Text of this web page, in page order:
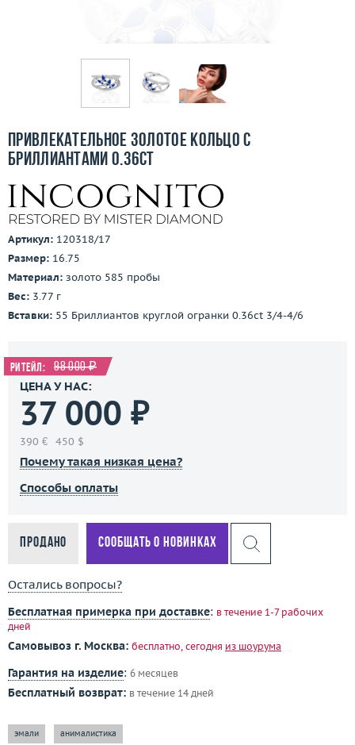
Покупка и оплата
Контакты
3D-тур по шоуруму
Привлекательное золотое кольцо с
бриллиантами 0.36ct
Артикул: 120318/17
Размер: 16.75
Материал: золото 585 пробы
Вес: 3.77 г
Вставки: 55 Бриллиантов круглой огранки 0.36ct 3/4-4/6
Ритейл: 98 000 ₽
ЦЕНА У НАС:
37 000 ₽
390 € 450 $
Почему такая низкая цена?
Способы оплаты
Продано Сообщать о новинках
Остались вопросы?
Бесплатная примерка при доставке: в течение 1-7 рабочих
дней
Самовывоз г. Москва: бесплатно, сегодня из шоурума
Гарантия на изделие: 6 месяцев
Бесплатный возврат: в течение 14 дней
эмали анималистика